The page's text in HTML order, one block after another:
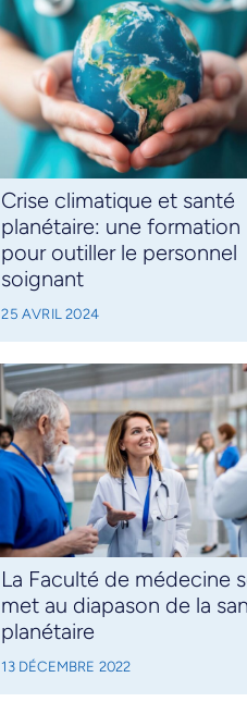
Crise climatique et santé
planétaire: une formation
pour outiller le personnel
soignant
25 AVRIL 2024
La Faculté de médecine
met au diapason de la
planétaire
13 DÉCEMBRE 2022